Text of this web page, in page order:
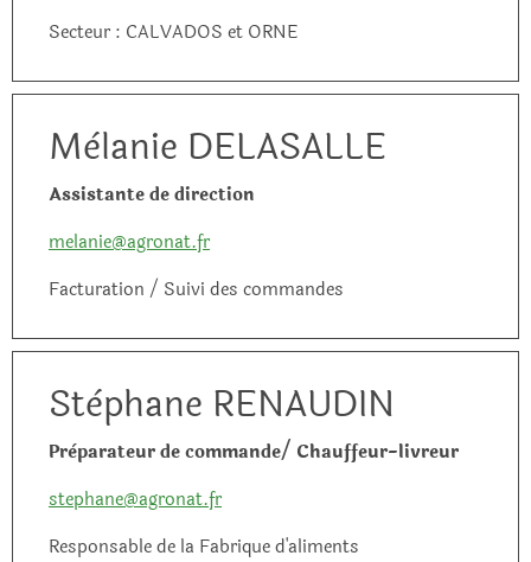
Secteur : CALVADOS et ORNE
Mèlanie DELASALLE
Assistante de direction
melanie@agronat.fr
Facturation / Suivi des commandes
Stèphane RENAUDIN
Prèparateur de commande/ Chauffeur-livreur
stephane@agronat.fr
Responsable de la Fabrique d'aliments